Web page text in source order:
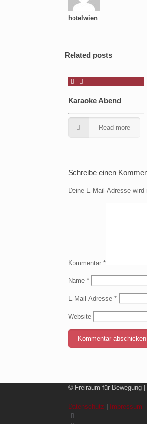
hotelwien
Related posts
Karaoke Abend
Read more
Schreibe einen
Deine E-Mail-Adresse wird
Kommentar *
Name *
E-Mail-Adresse *
Website
© Freiraum für Bewegung
Datenschutz | Impressum